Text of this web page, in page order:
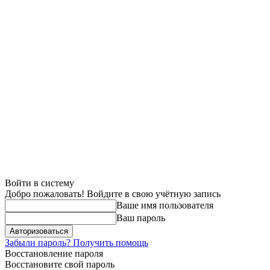
Войти в систему
Добро пожаловать! Войдите в свою учётную запись
Ваше имя пользователя
Ваш пароль
Забыли пароль? Получить помощь
Восстановление пароля
Восстановите свой пароль